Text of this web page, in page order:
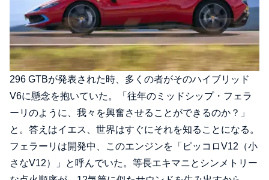
296 GTBが発表された時、多くの者がそのハイブリッド
V6に懸念を抱いていた。「往年のミッドシップ・フェラ
ーリのように、我々を興奮させることができるのか？」
と。答えはイエス、世界はすぐにそれを知ることになる。
フェラーリは開発中、このエンジンを「ピッコロV12（小
さなV12）」と呼んでいた。等長エキマニとシンメトリー